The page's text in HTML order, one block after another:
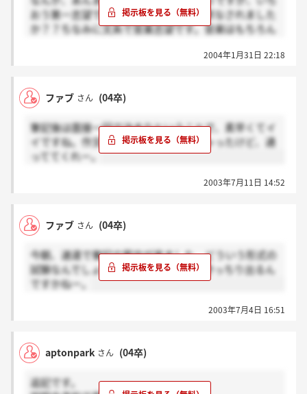
おう第一志望です。みなさん、資料請求なされました
か？？ちなみに文系で営業志望です。音楽はもちろん
2004年1月31日 22:18
ファブ さん (04卒)
筆記後は面接一回で決まりということで、素早くてイ
イですね。作文、へんてこな事書いちゃったけど、通
っててくれー。
2003年7月11日 14:52
ファブ さん (04卒)
今朝、速達で筆記の案内が来ました。どういう形式の
試験なんでしょう？やっぱり英語とかきっちり出るん
ですかねー。
2003年7月4日 16:51
aptonpark さん (04卒)
追記です。